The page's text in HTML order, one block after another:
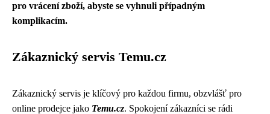
pro vrácení zboží, abyste se vyhnuli případným
komplikacím.
Zákaznický servis Temu.cz
Zákaznický servis je klíčový pro každou firmu, obzvlášť pro
online prodejce jako Temu.cz. Spokojení zákazníci se rádi